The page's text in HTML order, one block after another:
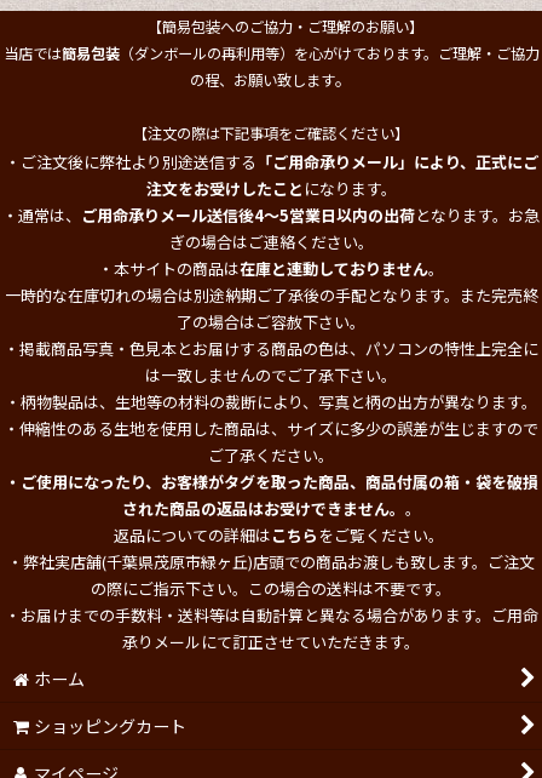
【簡易包装へのご協力・ご理解のお願い】
当店では簡易包装（ダンボールの再利用等）を心がけております。ご理解・ご協力
の程、お願い致します。
【注文の際は下記事項をご確認ください】
・ご注文後に弊社より別途送信する 「ご用命承りメール」により、正式にご
注文をお受けしたこと になります。
・通常は、 ご用命承りメール送信後4～5営業日以内の出荷となります。お急
ぎの場合はご連絡ください。
・本サイトの商品は在庫と連動しておりません。
一時的な在庫切れの場合は別途納期ご了承後の手配となります。また完売終
了の場合はご容赦下さい。
・掲載商品写真・色見本とお届けする商品の色は、パソコンの特性上完全に
は一致しませんのでご了承下さい。
・柄物製品は、生地等の材料の裁断により、写真と柄の出方が異なります。
・伸縮性のある生地を使用した商品は、サイズに多少の誤差が生じますので
ご了承ください。
・ご使用になったり、お客様がタグを取った商品、商品付属の箱・袋を破損
された商品の返品はお受けできません。 。
返品についての詳細はこちらをご覧ください。
・弊社実店舗(千葉県茂原市緑ヶ丘)店頭での商品お渡しも致します。ご注文
の際にご指示下さい。この場合の送料は不要です。
・お届けまでの手数料・送料等は自動計算と異なる場合があります。ご用命
承りメールにて訂正させていただきます。
ホーム
ショッピングカート
マイページ